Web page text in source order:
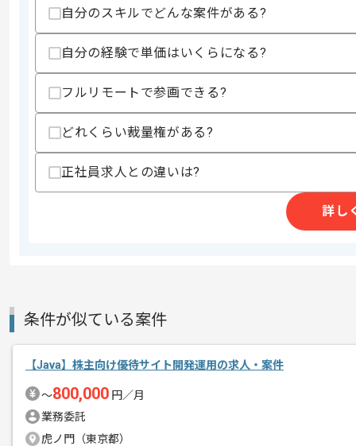
歓迎スキル
・SQLの知見
・COBOLの知見
上記に似た経験やスキルをお持ちであれば申
精算・お支払い
精算条件
精算基準時間
140時間〜190時間
作業開始日
エージェントからのコ
メント
自分のスキルでどんな案件がある?
自分の経験で単価はいくらになる?
フルリモートで参画できる?
どれくらい裁量権がある?
正社員求人との違いは?
詳し
条件が似ている案件
【Java】株主向け優待サイト開発運用の求人・案件
〜800,000 円／月
業務委託
虎ノ門（東京都）